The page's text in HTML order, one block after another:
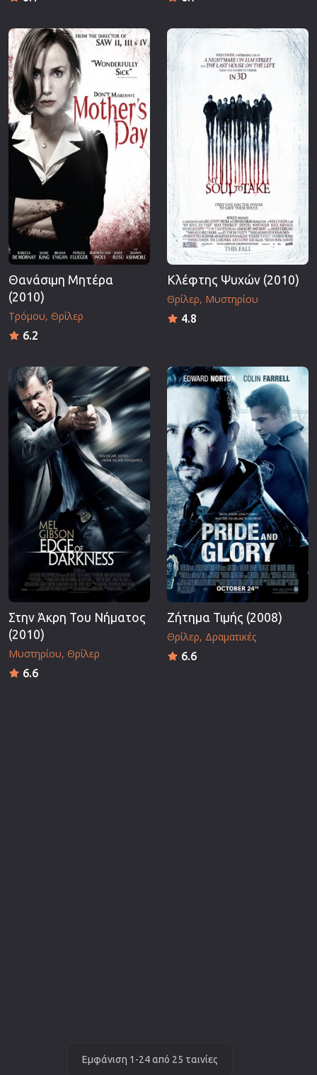
Θανάσιμη Μητέρα
(2010)
Τρόμου Θρίλερ
6.2
Κλέφτης Ψυχών (2010)
Θρίλερ Μυστηρίου
4.8
Στην Άκρη Του Νήματος
(2010)
Μυστηρίου Θρίλερ
6.6
Ζήτημα Τιμής (2008)
Θρίλερ Δραματικές
6.6
Εμφάνιση 1-24 από 25 ταινίες